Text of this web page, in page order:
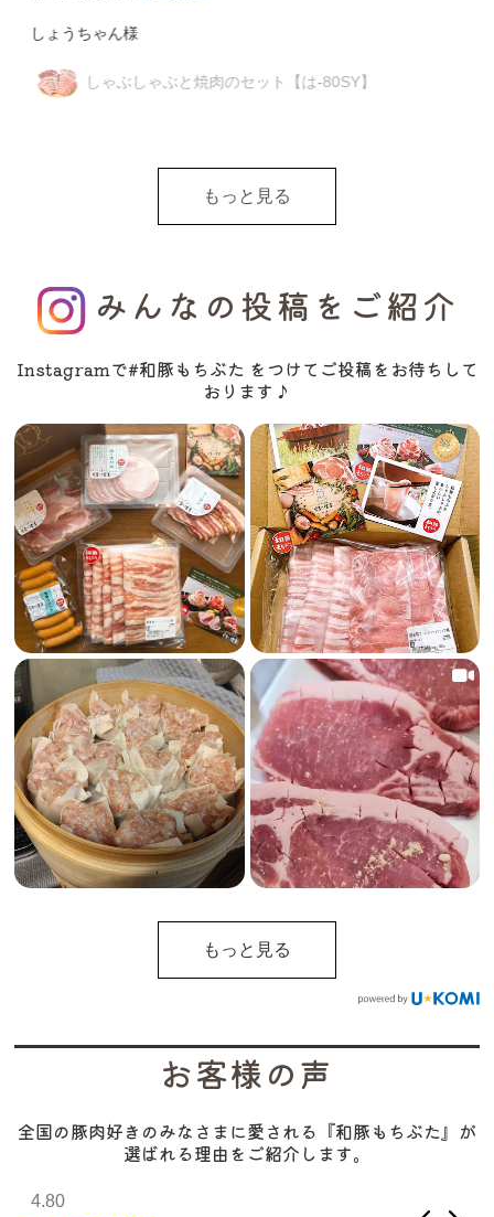
埼玉のタッケン様
ジャパンフードセレクション受賞セット
【は-45JF】
もっと見る
みんなの投稿をご紹介
Instagramで#和豚もちぶた をつけてご投稿をお待ちして
おります♪
もっと見る
お客様の声
全国の豚肉好きのみなさまに愛される『和豚もちぶた』が
選ばれる理由をご紹介します。
4.80